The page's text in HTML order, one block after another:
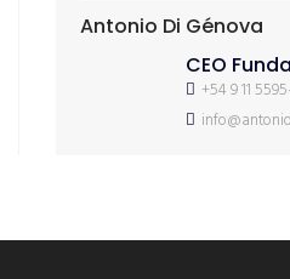
Antonio Di Génova
CEO
+54 9 11